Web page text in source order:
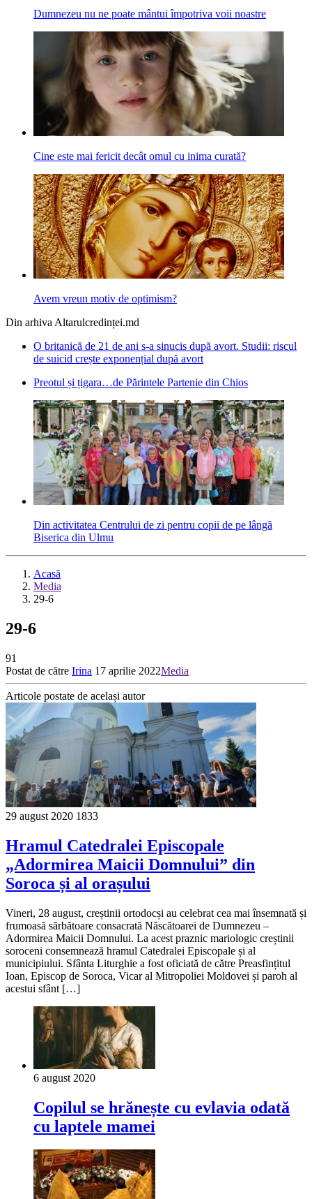
Dumnezeu nu ne poate mântui împotriva voii noastre
Cine este mai fericit decât omul cu inima curată?
Avem vreun motiv de optimism?
Din arhiva Altarulcredinței.md
O britanică de 21 de ani s-a sinucis după avort. Studii: riscul
de suicid crește exponențial după avort
Preotul și țigara…de Părintele Partenie din Chios
Din activitatea Centrului de zi pentru copii de pe lângă
Biserica din Ulmu
Acasă
Media
29-6
29-6
91
Postat de către Irina 17 aprilie 2022Media
Articole postate de același autor
29 august 2020 1833
Hramul Catedralei Episcopale
„Adormirea Maicii Domnului” din
Soroca și al orașului
Vineri, 28 august, creștinii ortodocși au celebrat cea mai însemnată și
frumoasă sărbătoare consacrată Născătoarei de Dumnezeu –
Adormirea Maicii Domnului. La acest praznic mariologic creștinii
soroceni consemnează hramul Catedralei Episcopale și al
municipiului. Sfânta Liturghie a fost oficiată de către Preasfințitul
Ioan, Episcop de Soroca, Vicar al Mitropoliei Moldovei și paroh al
acestui sfânt […]
6 august 2020
Copilul se hrănește cu evlavia odată
cu laptele mamei